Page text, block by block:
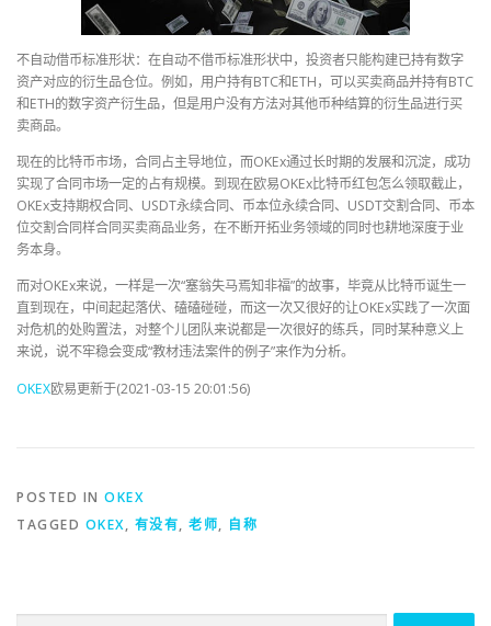
不自动借币标准形状：在自动不借币标准形状中，投资者只能构建已持有数字
资产对应的衍生品仓位。例如，用户持有BTC和ETH，可以买卖商品并持有BTC
和ETH的数字资产衍生品，但是用户没有方法对其他币种结算的衍生品进行买
卖商品。
现在的比特币市场，合同占主导地位，而OKEx通过长时期的发展和沉淀，成功
实现了合同市场一定的占有规模。到现在欧易OKEx比特币红包怎么领取截止，
OKEx支持期权合同、USDT永续合同、币本位永续合同、USDT交割合同、币本
位交割合同样合同买卖商品业务，在不断开拓业务领域的同时也耕地深度于业
务本身。
而对OKEx来说，一样是一次“塞翁失马焉知非福”的故事，毕竟从比特币诞生一
直到现在，中间起起落伏、磕磕碰碰，而这一次又很好的让OKEx实践了一次面
对危机的处购置法，对整个儿团队来说都是一次很好的练兵，同时某种意义上
来说，说不牢稳会变成“教材违法案件的例子”来作为分析。
OKEX欧易更新于(2021-03-15 20:01:56)
POSTED IN OKEX
TAGGED OKEX, 有没有, 老师, 自称